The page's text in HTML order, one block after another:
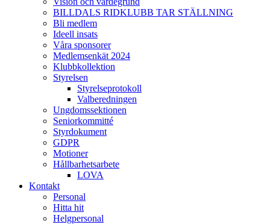
BILLDALS RIDKLUBB TAR STÄLLNING
Bli medlem
Ideell insats
Våra sponsorer
Medlemsenkät 2024
Klubbkollektion
Styrelsen
Styrelseprotokoll
Valberedningen
Ungdomssektionen
Seniorkommitté
Styrdokument
GDPR
Motioner
Hållbarhetsarbete
LOVA
Kontakt
Personal
Hitta hit
Helgpersonal